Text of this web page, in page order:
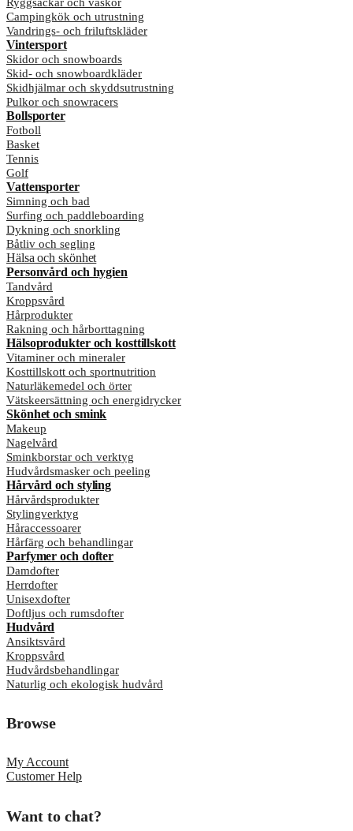
Campingkök och utrustning
Vandrings- och friluftskläder
Vintersport
Skidor och snowboards
Skid- och snowboardkläder
Skidhjälmar och skyddsutrustning
Pulkor och snowracers
Bollsporter
Fotboll
Basket
Tennis
Golf
Vattensporter
Simning och bad
Surfing och paddleboarding
Dykning och snorkling
Båtliv och segling
Hälsa och skönhet
Personvård och hygien
Tandvård
Kroppsvård
Hårprodukter
Rakning och hårborttagning
Hälsoprodukter och kosttillskott
Vitaminer och mineraler
Kosttillskott och sportnutrition
Naturläkemedel och örter
Vätskeersättning och energidrycker
Skönhet och smink
Makeup
Nagelvård
Sminkborstar och verktyg
Hudvårdsmasker och peeling
Hårvård och styling
Hårvårdsprodukter
Stylingverktyg
Håraccessoarer
Hårfärg och behandlingar
Parfymer och dofter
Damdofter
Herrdofter
Unisexdofter
Doftljus och rumsdofter
Hudvård
Ansiktsvård
Kroppsvård
Hudvårdsbehandlingar
Naturlig och ekologisk hudvård
Browse
My Account
Customer Help
Want to chat?